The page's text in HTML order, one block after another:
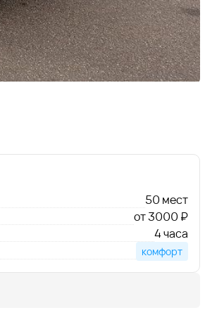
50 мест
от 3000 ₽
4 часа
комфорт